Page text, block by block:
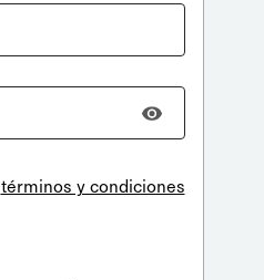
términos y condiciones